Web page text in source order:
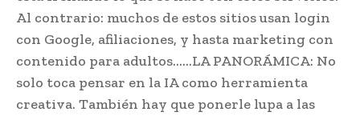
Al contrario: muchos de estos sitios usan login
con Google, afiliaciones, y hasta marketing con
contenido para adultos……LA PANORÁMICA: No
solo toca pensar en la IA como herramienta
creativa. También hay que ponerle lupa a las